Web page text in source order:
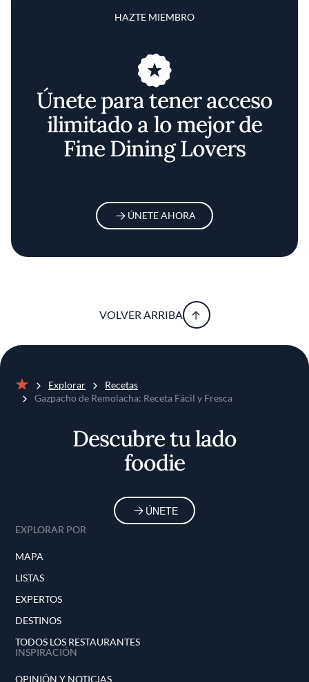
HAZTE MIEMBRO
Únete para tener acceso
ilimitado a lo mejor de
Fine Dining Lovers
ÚNETE AHORA
VOLVER ARRIBA
Inicio
Explorar
Recetas
Gazpacho de Remolacha: Receta Fácil y Fresca
Descubre tu lado
foodie
ÚNETE
EXPLORAR POR
MAPA
LISTAS
EXPERTOS
DESTINOS
TODOS LOS RESTAURANTES
INSPIRACIÓN
OPINIÓN Y NOTICIAS